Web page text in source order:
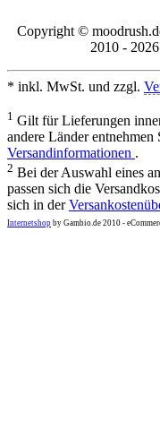
Copyright ©
2010 -
* inkl. MwSt. und zzgl.
1 Gilt für Lieferungen
andere Länder
Versandinformationen .
2 Bei der Auswahl eines
passen sich die
sich in der
Internetshop by Gambio.de 2010 -